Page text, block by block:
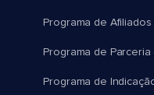
Programa de Afiliados
Programa de Parceria
Programa de